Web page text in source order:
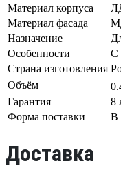
Материал корпуса
Материал фасада
Назначение
Особенности
С
Страна изготовления
Объём
Гарантия
8
Форма поставки
В
Доставка